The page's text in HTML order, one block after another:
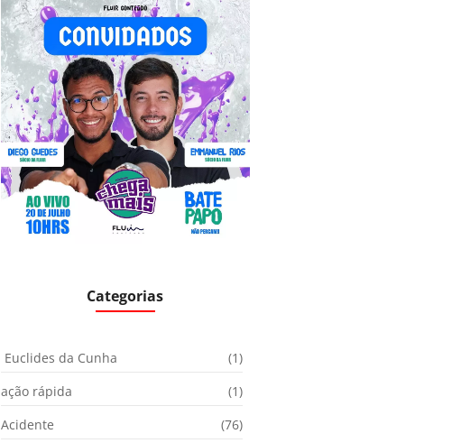
Categorias
Euclides da Cunha
(1)
ação rápida
(1)
Acidente
(76)